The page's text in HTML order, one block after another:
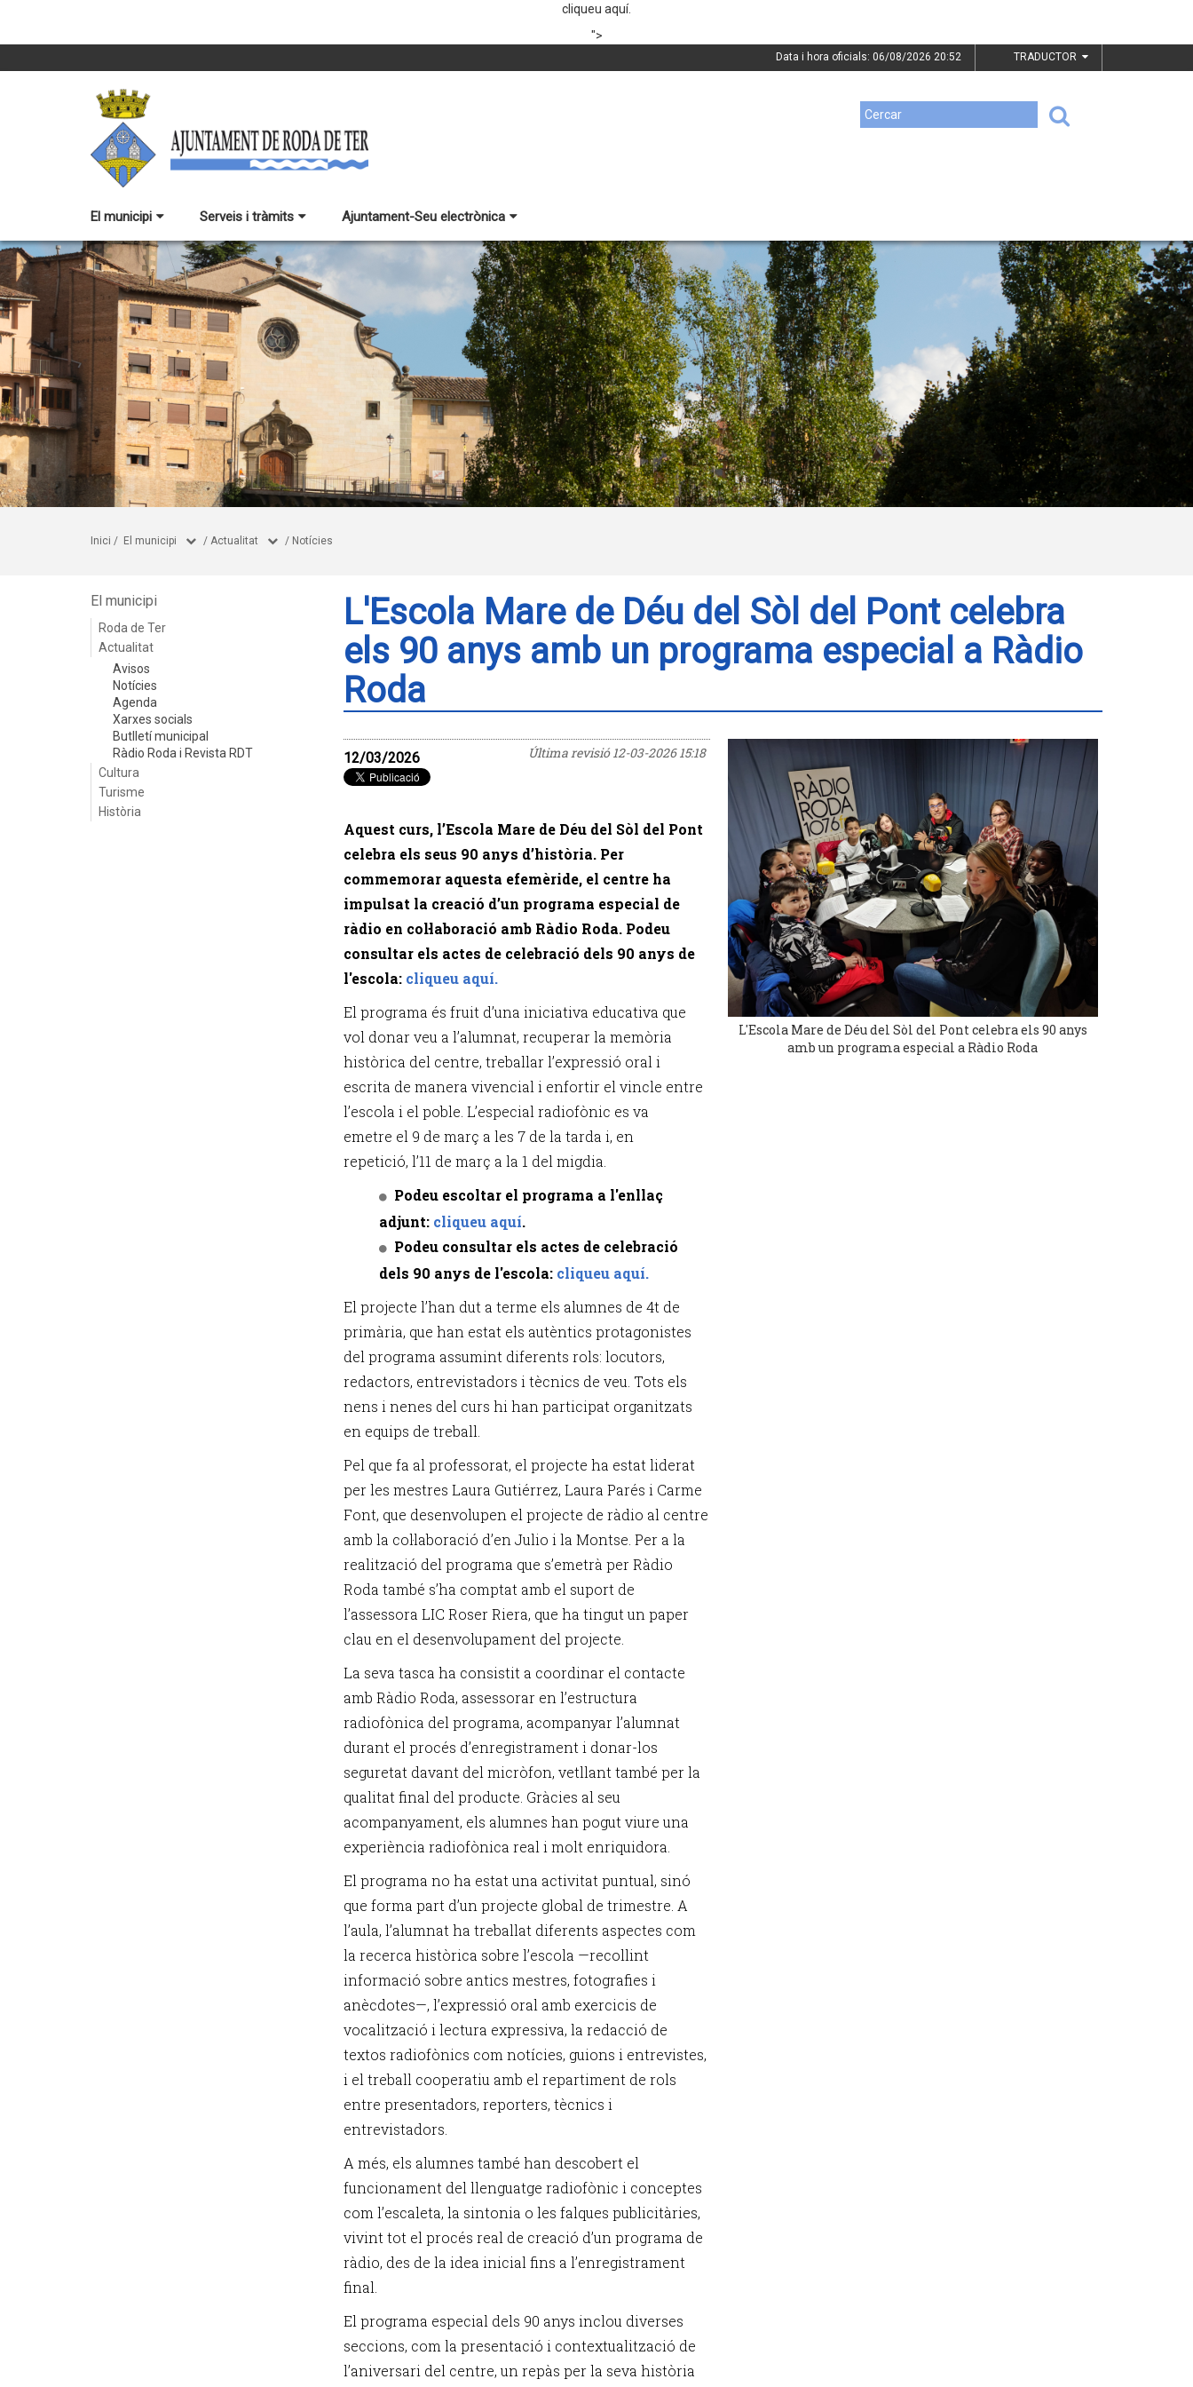
cliqueu aquí.
">
Data i hora oficials: 06/08/2026 20:52 TRADUCTOR
El municipi Serveis i tràmits Ajuntament-Seu electrònica
Inici / El municipi / Actualitat / Notícies
El municipi
Roda de Ter
Actualitat
Avisos
Notícies
Agenda
Xarxes socials
Butlletí municipal
Ràdio Roda i Revista RDT
Cultura
Turisme
Història
L'Escola Mare de Déu del Sòl del Pont celebra
els 90 anys amb un programa especial a Ràdio
Roda
Última revisió12-03-2026 15:18
12/03/2026
Aquest curs, l’Escola Mare de Déu del Sòl del Pont
celebra els seus 90 anys d’història. Per
commemorar aquesta efemèride, el centre ha
impulsat la creació d’un programa especial de
ràdio en col·laboració amb Ràdio Roda. Podeu
consultar els actes de celebració dels 90 anys de
l'escola: cliqueu aquí.
El programa és fruit d’una iniciativa educativa que
vol donar veu a l’alumnat, recuperar la memòria
històrica del centre, treballar l’expressió oral i
escrita de manera vivencial i enfortir el vincle entre
l’escola i el poble. L’especial radiofònic es va
emetre el 9 de març a les 7 de la tarda i, en
repetició, l’11 de març a la 1 del migdia.
Podeu escoltar el programa a l'enllaç
adjunt: cliqueu aquí.
Podeu consultar els actes de celebració
dels 90 anys de l'escola: cliqueu aquí.
El projecte l’han dut a terme els alumnes de 4t de
primària, que han estat els autèntics protagonistes
del programa assumint diferents rols: locutors,
redactors, entrevistadors i tècnics de veu. Tots els
nens i nenes del curs hi han participat organitzats
en equips de treball.
Pel que fa al professorat, el projecte ha estat liderat
per les mestres Laura Gutiérrez, Laura Parés i Carme
Font, que desenvolupen el projecte de ràdio al centre
amb la col·laboració d’en Julio i la Montse. Per a la
realització del programa que s’emetrà per Ràdio
Roda també s’ha comptat amb el suport de
l’assessora LIC Roser Riera, que ha tingut un paper
clau en el desenvolupament del projecte.
La seva tasca ha consistit a coordinar el contacte
amb Ràdio Roda, assessorar en l’estructura
radiofònica del programa, acompanyar l’alumnat
durant el procés d’enregistrament i donar-los
seguretat davant del micròfon, vetllant també per la
qualitat final del producte. Gràcies al seu
acompanyament, els alumnes han pogut viure una
experiència radiofònica real i molt enriquidora.
El programa no ha estat una activitat puntual, sinó
que forma part d’un projecte global de trimestre. A
l’aula, l’alumnat ha treballat diferents aspectes com
la recerca històrica sobre l’escola —recollint
informació sobre antics mestres, fotografies i
anècdotes—, l’expressió oral amb exercicis de
vocalització i lectura expressiva, la redacció de
textos radiofònics com notícies, guions i entrevistes,
i el treball cooperatiu amb el repartiment de rols
entre presentadors, reporters, tècnics i
entrevistadors.
A més, els alumnes també han descobert el
funcionament del llenguatge radiofònic i conceptes
com l’escaleta, la sintonia o les falques publicitàries,
vivint tot el procés real de creació d’un programa de
ràdio, des de la idea inicial fins a l’enregistrament
final.
El programa especial dels 90 anys inclou diverses
seccions, com la presentació i contextualització de
l’aniversari del centre, un repàs per la seva història
L'Escola Mare de Déu del Sòl del Pont celebra els 90 anys
amb un programa especial a Ràdio Roda